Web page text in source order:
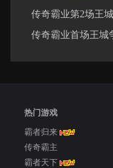
传奇霸业第2场王
传奇霸业首场王城
热门游戏
霸者归来
传奇霸主
霸者天下